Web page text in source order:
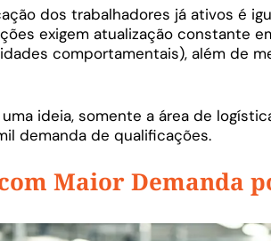
dos trabalhadores já ativos é
exigem atualização constante
comportamentais), além de
uma ideia, somente a área de
demanda de qualificações.
Maior Demanda